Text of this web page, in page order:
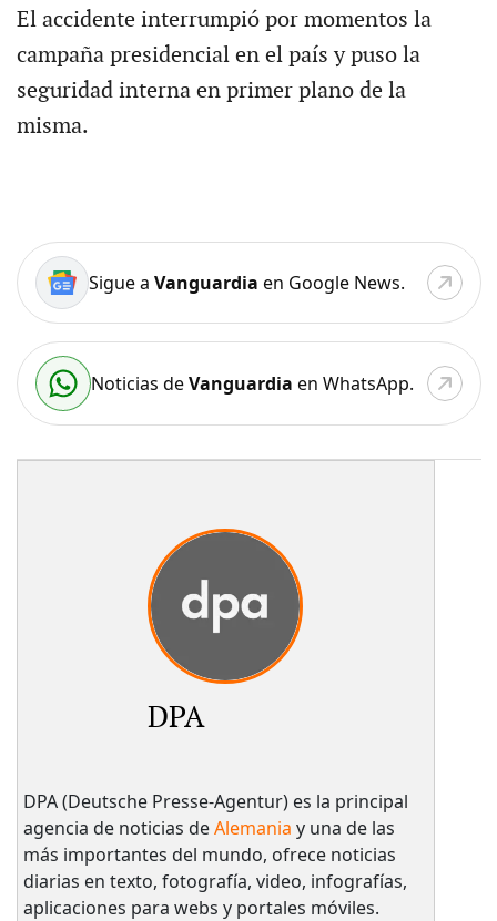
El accidente interrumpió por momentos la
campaña presidencial en el país y puso la
seguridad interna en primer plano de la
misma.
Sigue a Vanguardia en Google News.
Noticias deVanguardia en WhatsApp.
DPA
DPA (Deutsche Presse-Agentur) es la principal
agencia de noticias deAlemania y una de las
más importantes del mundo, ofrece noticias
diarias en texto, fotografía, video, infografías,
aplicaciones para webs y portales móviles.